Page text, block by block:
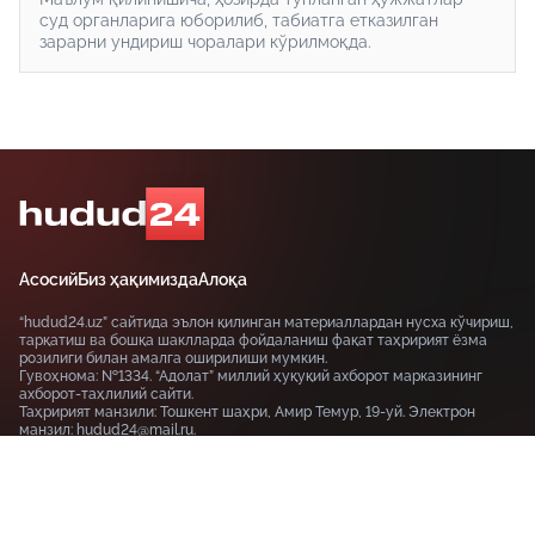
суд органларига юборилиб, табиатга етказилган
зарарни ундириш чоралари кўрилмоқда.
АсосийБиз ҳақимиздаАлоқа
“hudud24.uz” сайтида эълон қилинган материаллардан нусха кўчириш,
тарқатиш ва бошқа шаклларда фойдаланиш фақат таҳририят ёзма
розилиги билан амалга оширилиши мумкин.
Гувоҳнома: №1334. “Адолат” миллий ҳуқуқий ахборот марказининг
ахборот-таҳлилий сайти.
Таҳририят манзили: Тошкент шаҳри, Амир Темур, 19-уй. Электрон
манзил: hudud24@mail.ru.